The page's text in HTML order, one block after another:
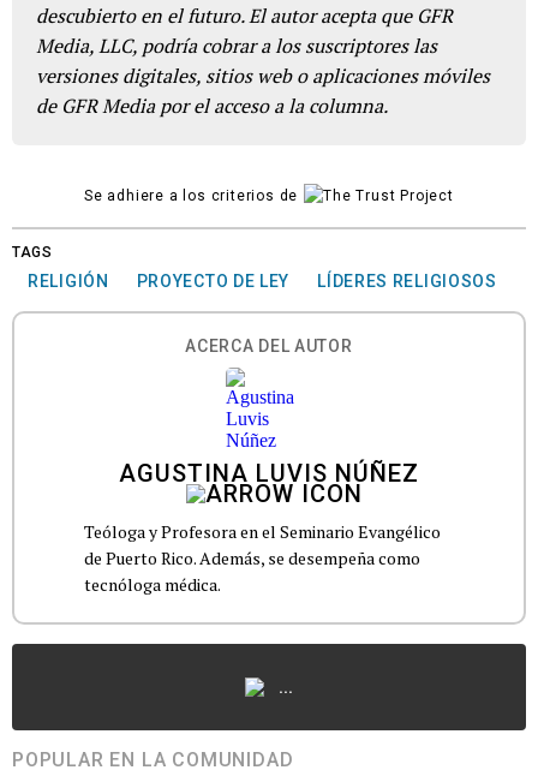
descubierto en el futuro. El autor acepta que GFR
Media, LLC, podría cobrar a los suscriptores las
versiones digitales, sitios web o aplicaciones móviles
de GFR Media por el acceso a la columna.
Se adhiere a los criterios de
TAGS
RELIGIÓN PROYECTO DE LEY LÍDERES RELIGIOSOS
ACERCA DEL AUTOR
AGUSTINA LUVIS NÚÑEZ
Teóloga y Profesora en el Seminario Evangélico
de Puerto Rico. Además, se desempeña como
tecnóloga médica.
...
POPULAR EN LA COMUNIDAD